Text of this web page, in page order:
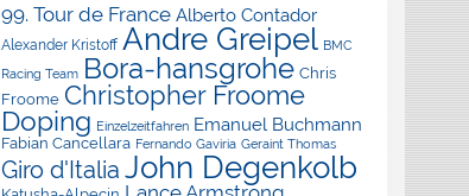
99. Tour de France Alberto Contador
Alexander Kristoff Andre Greipel BMC
Racing Team Bora-hansgrohe Chris
Froome Christopher Froome
Doping Einzelzeitfahren Emanuel Buchmann
Fabian Cancellara Fernando Gaviria Geraint Thomas
Giro d'Italia John Degenkolb